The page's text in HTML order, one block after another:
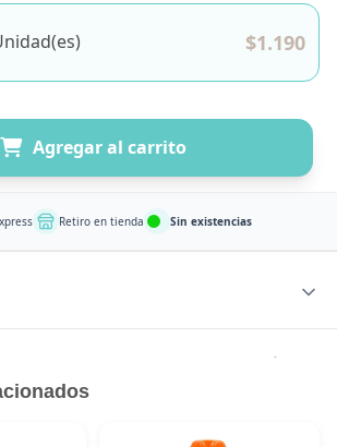
$1.190
Agregar al carrito
Retiro en tienda Sin existencias
nuestra media luna de cacao sin azúcar
perfecto para cualquier momento